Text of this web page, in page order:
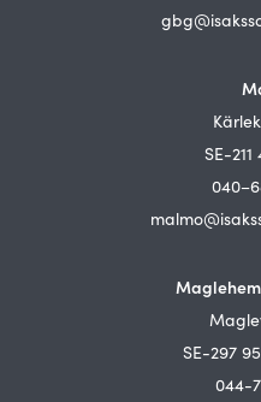
SE-
SE-297
044-